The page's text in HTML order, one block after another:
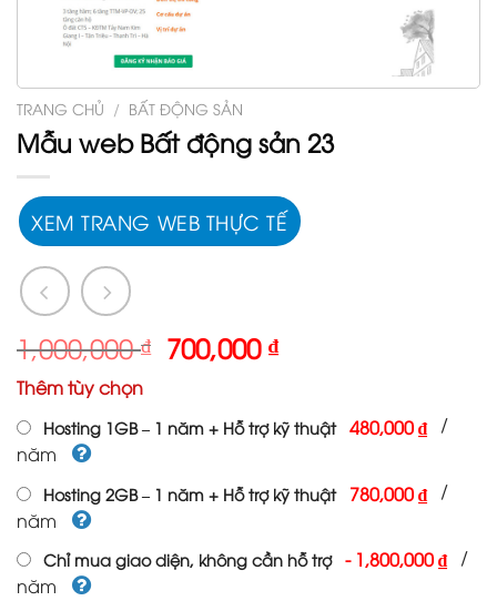
TRANG CHỦ / BẤT ĐỘNG SẢN
Mẫu web Bất động sản 23
XEM TRANG WEB THỰC TẾ
1,000,000₫ Giá
gốc
1,000,000 ₫.
700,000₫Giá
là:
Thêm tùy chọn
Hosting 1GB – 1 năm + Hỗ trợ kỹ thuật 480,000 ₫ /
năm
Hosting 2GB – 1 năm + Hỗ trợ kỹ thuật 780,000 ₫ /
năm
Chỉ mua giao diện, không cần hỗ trợ -1,800,000 ₫ /
năm